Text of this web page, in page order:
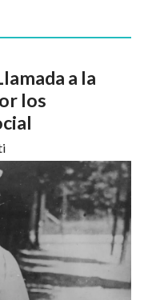
a la
los